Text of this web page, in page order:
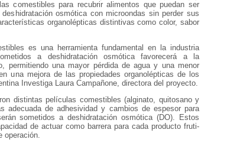
comestibles para recubrir alimentos que puedan ser
osmótica con microondas sin perder sus
organolépticas distintivas como color, sabor
es una herramienta fundamental en la industria
a deshidratación osmótica favorecerá a la
permitiendo una mayor pérdida de agua y una menor
una mejora de las propiedades organolépticas de los
Investiga Laura Campañone, directora del proyecto.
distintas películas comestibles (alginato, quitosano y
adecuada de adhesividad y cambios de espesor para
sometidos a deshidratación osmótica (DO). Estos
de actuar como barrera para cada producto fruti-